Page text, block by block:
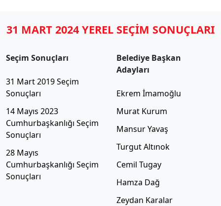
31 MART 2024 YEREL SEÇİM SONUÇLARI
Seçim Sonuçları
31 Mart 2019 Seçim
Sonuçları
14 Mayıs 2023
Cumhurbaşkanlığı Seçim
Sonuçları
28 Mayıs
Cumhurbaşkanlığı Seçim
Sonuçları
Belediye Başkan
Adayları
Ekrem İmamoğlu
Murat Kurum
Mansur Yavaş
Turgut Altınok
Cemil Tugay
Hamza Dağ
Zeydan Karalar